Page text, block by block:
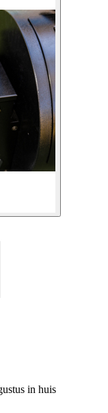
in huis